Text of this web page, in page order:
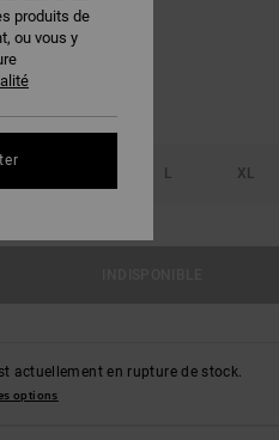
L XL
actuellement en rupture de stock.
options
produits de
ou vous y